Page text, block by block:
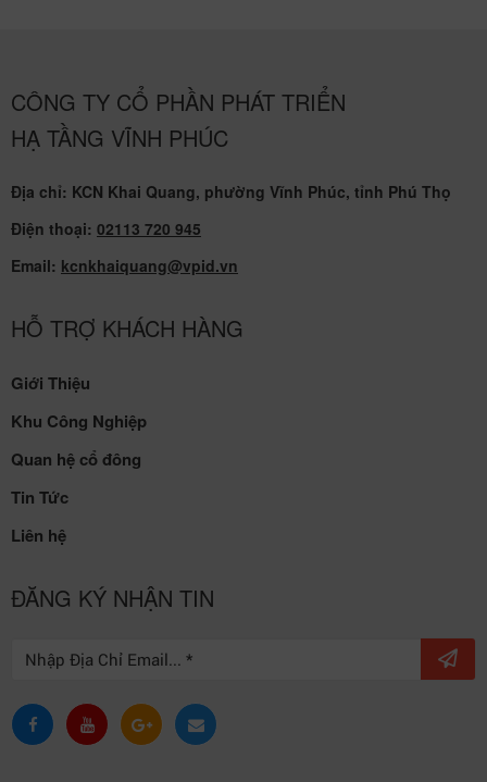
CÔNG TY CỔ PHẦN PHÁT TRIỂN
HẠ TẦNG VĨNH PHÚC
Địa chỉ: KCN Khai Quang, phường Vĩnh Phúc, tỉnh Phú Thọ
Điện thoại:
Email:kcnkhaiquang@vpid.vn
HỖ TRỢ KHÁCH HÀNG
Giới Thiệu
Khu Công Nghiệp
Liên hệ
ĐĂNG KÝ NHẬN TIN